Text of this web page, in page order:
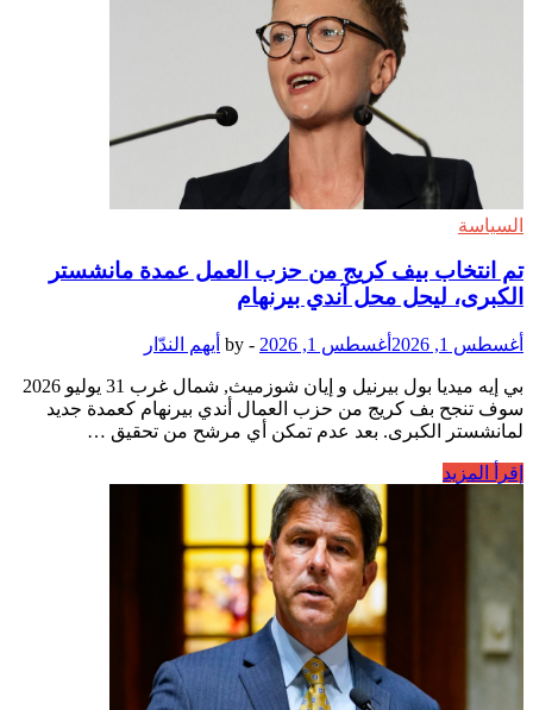
المعلومات
جاي
كلايتون
الاثنين
السياسة
تم انتخاب بيف كريج من حزب العمل عمدة مانشستر
الكبرى، ليحل محل آندي بيرنهام
أغسطس 1, 2026 أغسطس 1, 2026 -
by أيهم الندّار
بي إيه ميديا بول بيرنيل و إيان شوزميث, شمال غرب 31 يوليو 2026
سوف تنجح بف كريج من حزب العمال أندي بيرنهام كعمدة جديد
لمانشستر الكبرى. بعد عدم تمكن أي مرشح من تحقيق …
تم
من
العمل
عمدة
مانشستر
الكبرى،
إقرأ المزيد